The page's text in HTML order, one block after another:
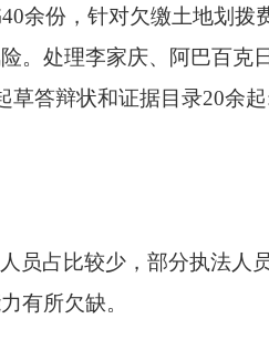
40余份，针对欠缴土地划拨
。处理李家庆、阿巴百克
草答辩状和证据目录20余起
员占比较少，部分执法人
有所欠缺。